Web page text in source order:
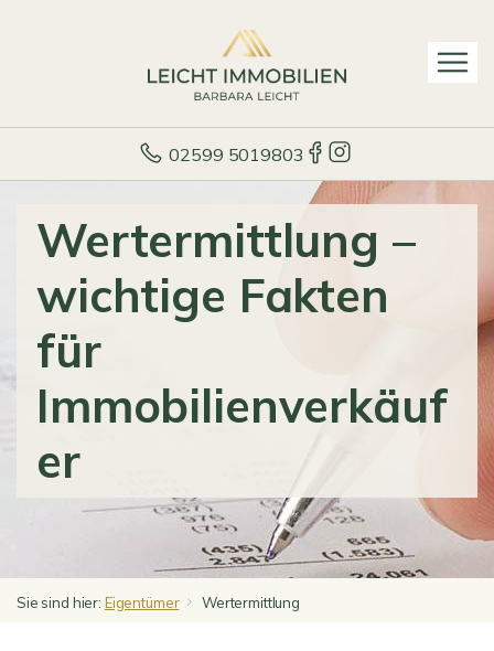
02599 5019803
Wertermittlung –
wichtige Fakten
für
Immobilienverkäuf
er
Sie sind hier: Eigentümer Wertermittlung